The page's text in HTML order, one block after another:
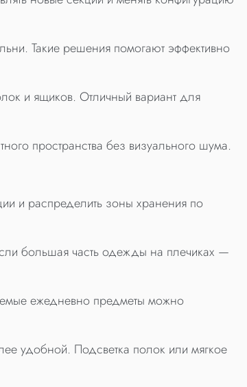
Такие решения помогают эффективно
и ящиков. Отличный вариант для
пространства без визуального шума.
и распределить зоны хранения по
большая часть одежды на плечиках —
ежедневно предметы можно
удобной. Подсветка полок или мягкое